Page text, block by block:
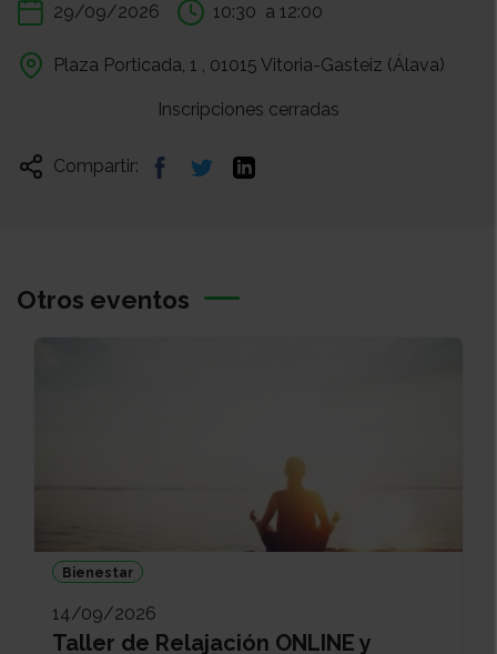
29/09/2026 10:30 a 12:00
Plaza Porticada, 1 , 01015 Vitoria-Gasteiz (Álava)
Inscripciones cerradas
Compartir:
Otros eventos
Bienestar
14/09/2026
Taller de Relajación ONLINE y